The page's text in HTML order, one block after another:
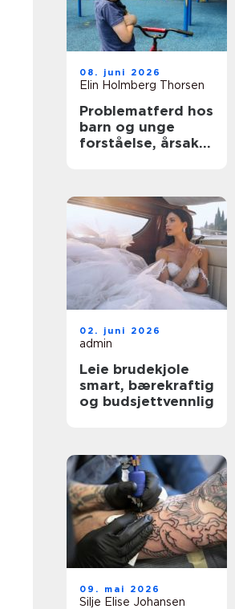
08. juni 2026
Elin Holmberg Thorsen
Problematferd hos
barn og unge
forståelse, årsaker
02. juni 2026
admin
Leie brudekjole
smart, bærekraftig
og budsjettvennlig
09. mai 2026
Silje Elise Johansen